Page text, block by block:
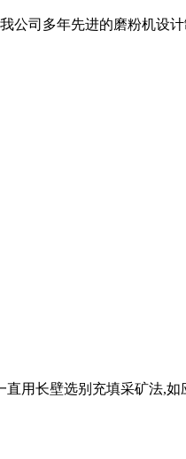
公司多年先进的磨粉机设
用长壁选别充填采矿法,如